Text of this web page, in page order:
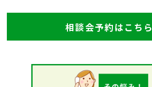
相談会予約はこちら